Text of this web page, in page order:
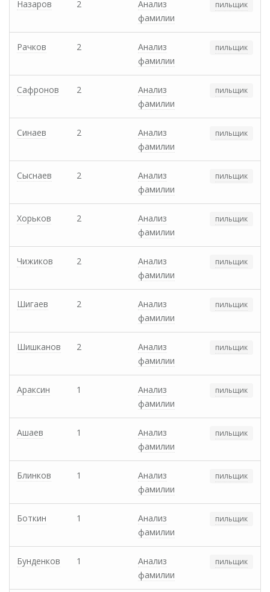
Назаров 2
Анализ
фамилии
пильщик
Рачков 2
Анализ
фамилии
пильщик
Сафронов 2
Анализ
фамилии
пильщик
Синаев 2
Анализ
фамилии
пильщик
Сыснаев 2
Анализ
фамилии
пильщик
Хорьков 2
Анализ
фамилии
пильщик
Чижиков 2
Анализ
фамилии
пильщик
Шигаев 2
Анализ
фамилии
пильщик
Шишканов 2
Анализ
фамилии
пильщик
Араксин 1
Анализ
фамилии
пильщик
Ашаев 1
Анализ
фамилии
пильщик
Блинков 1
Анализ
фамилии
пильщик
Боткин 1
Анализ
фамилии
пильщик
Бунденков 1
Анализ
фамилии
пильщик